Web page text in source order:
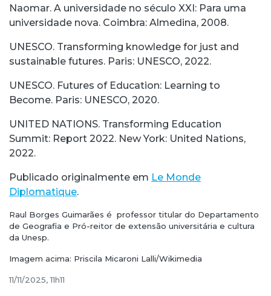
Naomar. A universidade no século XXI: Para uma
universidade nova. Coimbra: Almedina, 2008.
UNESCO. Transforming knowledge for just and
sustainable futures. Paris: UNESCO, 2022.
UNESCO. Futures of Education: Learning to
Become. Paris: UNESCO, 2020.
UNITED NATIONS. Transforming Education
Summit: Report 2022. New York: United Nations,
2022.
Publicado originalmente em Le Monde
Diplomatique.
Raul Borges Guimarães é professor titular do Departamento
de Geografia e Pró-reitor de extensão universitária e cultura
da Unesp.
Imagem acima: Priscila Micaroni Lalli/Wikimedia
11/11/2025, 11h11